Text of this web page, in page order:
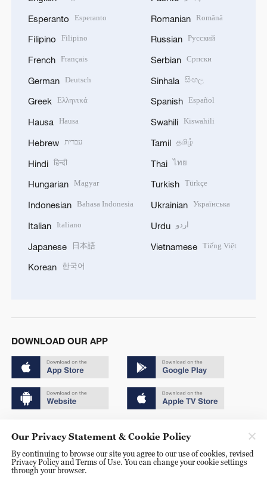
Esperanto Esperanto
Filipino Filipino
French Français
German Deutsch
Greek Ελληνικά
Hausa Hausa
Hebrew עברית
Hindi हिन्दी
Hungarian Magyar
Indonesian Bahasa Indonesia
Italian Italiano
Japanese 日本語
Korean 한국어
Romanian Română
Russian Русский
Serbian Српски
Sinhala සිංහල
Spanish Español
Swahili Kiswahili
Tamil தமிழ்
Thai ไทย
Turkish Türkçe
Ukrainian Українська
Urdu اردو
Vietnamese Tiếng Việt
DOWNLOAD OUR APP
京ICP备20000184号
京公网安备 11010502050052号
Our Privacy Statement & Cookie Policy
By continuing to browse our site you agree to our use of cookies, revised
Privacy Policy and Terms of Use. You can change your cookie settings
through your browser.